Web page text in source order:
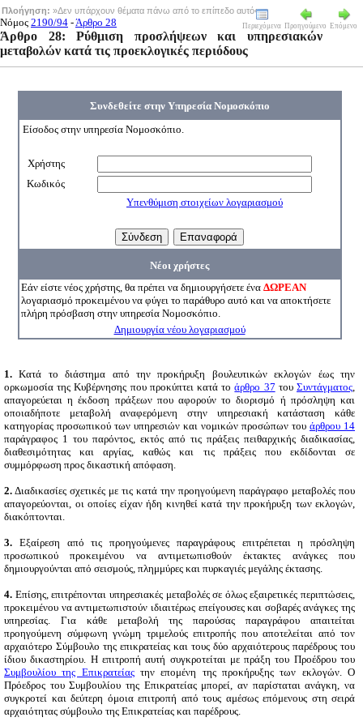
Πλοήγηση: »Δεν υπάρχουν θέματα πάνω από το επίπεδο αυτό«
Νόμος 2190/94 -Άρθρο 28
Άρθρο 28: Ρύθμιση προσλήψεων και υπηρεσιακών
μεταβολών κατά τις προεκλογικές περιόδους
Περιεχόμενα Προηγούμενο Επόμενο
Συνδεθείτε στην Υπηρεσία Νομοσκόπιο
Είσοδος στην υπηρεσία Νομοσκόπιο.
Χρήστης
Κωδικός
Υπενθύμιση στοιχείων λογαριασμού
Νέοι χρήστες
Εάν είστε νέος χρήστης, θα πρέπει να δημιουργήσετε ένα ΔΩΡΕΑΝ
λογαριασμό προκειμένου να φύγει το παράθυρο αυτό και να αποκτήσετε
πλήρη πρόσβαση στην υπηρεσία Νομοσκόπιο.
Δημιουργία νέου λογαριασμού
1. Κατά το διάστημα από την προκήρυξη βουλευτικών εκλογών έως την
ορκωμοσία της Κυβέρνησης που προκύπτει κατά τοάρθρο 37 τουΣυντάγματος,
απαγορεύεται η έκδοση πράξεων που αφορούν το διορισμό ή πρόσληψη και
οποιαδήποτε μεταβολή αναφερόμενη στην υπηρεσιακή κατάσταση κάθε
κατηγορίας προσωπικού των υπηρεσιών και νομικών προσώπων του άρθρου 14
παράγραφος 1 του παρόντος, εκτός από τις πράξεις πειθαρχικής διαδικασίας,
διαθεσιμότητας και αργίας, καθώς και τις πράξεις που εκδίδονται σε
συμμόρφωση προς δικαστική απόφαση.
2. Διαδικασίες σχετικές με τις κατά την προηγούμενη παράγραφο μεταβολές που
απαγορεύονται, οι οποίες είχαν ήδη κινηθεί κατά την προκήρυξη των εκλογών,
διακόπτονται.
3. Εξαίρεση από τις προηγούμενες παραγράφους επιτρέπεται η πρόσληψη
προσωπικού προκειμένου να αντιμετωπισθούν έκτακτες ανάγκες που
δημιουργούνται από σεισμούς, πλημμύρες και πυρκαγιές μεγάλης έκτασης.
4. Επίσης, επιτρέπονται υπηρεσιακές μεταβολές σε όλως εξαιρετικές περιπτώσεις,
προκειμένου να αντιμετωπιστούν ιδιαιτέρως επείγουσες και σοβαρές ανάγκες της
υπηρεσίας. Για κάθε μεταβολή της παρούσας παραγράφου απαιτείται
προηγούμενη σύμφωνη γνώμη τριμελούς επιτροπής που αποτελείται από τον
αρχαιότερο Σύμβουλο της επικρατείας και τους δύο αρχαιότερους παρέδρους του
ίδιου δικαστηρίου. Η επιτροπή αυτή συγκροτείται με πράξη του Προέδρου του
Συμβουλίου της Επικρατείαςτην επομένη της προκήρυξης των εκλογών. Ο
Πρόεδρος του Συμβουλίου της Επικρατείας μπορεί, αν παρίσταται ανάγκη, να
συγκροτεί και δεύτερη όμοια επιτροπή από τους αμέσως επόμενους στη σειρά
αρχαιότητας σύμβουλο της Επικρατείας και παρέδρους.